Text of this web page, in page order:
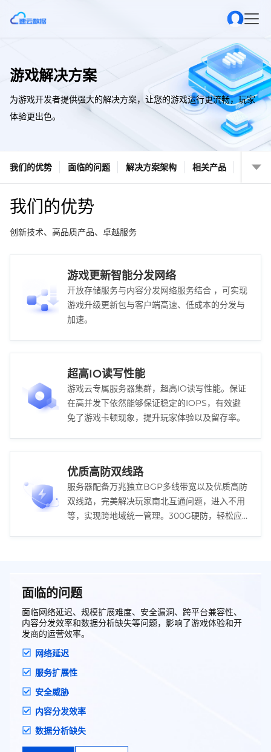
游戏解决方案
为游戏开发者提供强大的解决方案，让您的游戏运行更流畅，玩家
体验更出色。
我们的优势 面临的问题 解决方案架构 相关产品
我们的优势
创新技术、高品质产品、卓越服务
游戏更新智能分发网络
开放存储服务与内容分发网络服务结合 ，可实现
游戏升级更新包与客户端高速、低成本的分发与
加速。
超高IO读写性能
游戏云专属服务器集群，超高IO读写性能。保证
在高并发下依然能够保证稳定的IOPS，有效避
免了游戏卡顿现象，提升玩家体验以及留存率。
优质高防双线路
服务器配备万兆独立BGP多线带宽以及优质高防
双线路，完美解决玩家南北互通问题，进入不用
等，实现跨地域统一管理。300G硬防，轻松应
面临的问题
面临网络延迟、规模扩展难度、安全漏洞、跨平台兼容性、
内容分发效率和数据分析缺失等问题，影响了游戏体验和开
发商的运营效率。
网络延迟
服务扩展性
安全威胁
内容分发效率
数据分析缺失